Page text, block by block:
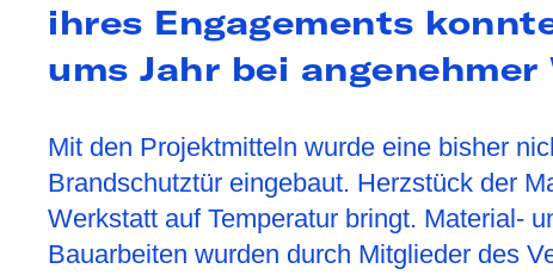
ihres Engagements
ums Jahr bei
Mit den Projektmitteln wurde eine bisher
Brandschutztür eingebaut. Herzstück der
Werkstatt auf Temperatur bringt. Material-
Bauarbeiten wurden durch Mitglieder des